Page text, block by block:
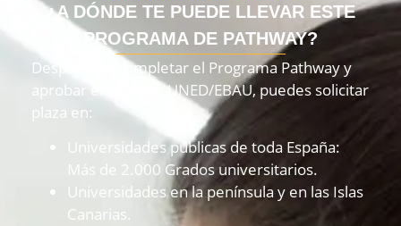
¿A DÓNDE TE PUEDE LLEVAR ESTE
PROGRAMA DE PATHWAY?
Después de completar el Programa Pathway y
aprobar el examen UNED/EBAU, puedes solicitar
plaza en:
Universidades públicas de toda España:
Más de 2.000 Grados universitarios.
Universidades en la península y en las Islas
Canarias.